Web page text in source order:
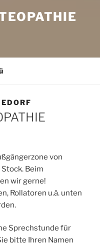
von
Beim
wir gerne!
Rollatoren u.ä. unten
Sprechstunde für
bitte Ihren Namen